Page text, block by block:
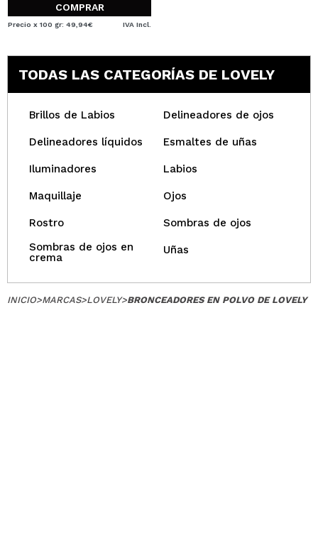
COMPRAR
Precio x 100 gr: 49,94€ IVA Incl.
TODAS LAS CATEGORÍAS DE LOVELY
Brillos de Labios Delineadores de ojos
Delineadores líquidos Esmaltes de uñas
Iluminadores Labios
Maquillaje Ojos
Rostro
Sombras de ojos
Sombras de ojos en
crema
Uñas
INICIO>MARCAS>LOVELY>BRONCEADORES EN POLVO DE LOVELY